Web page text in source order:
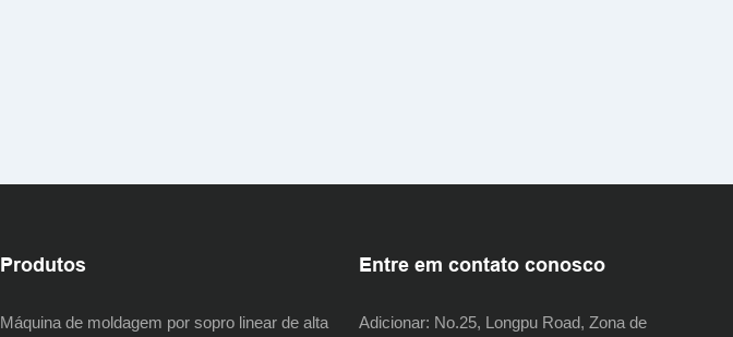
Produtos
Máquina de moldagem por sopro linear de alta
Entre em contato conosco
Adicionar: No.25, Longpu Road, Zona de